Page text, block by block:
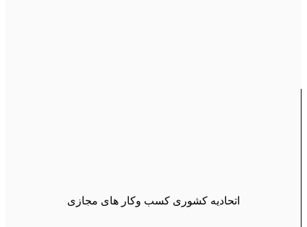
اتحادیه کشوری کسب وکار های مجازی